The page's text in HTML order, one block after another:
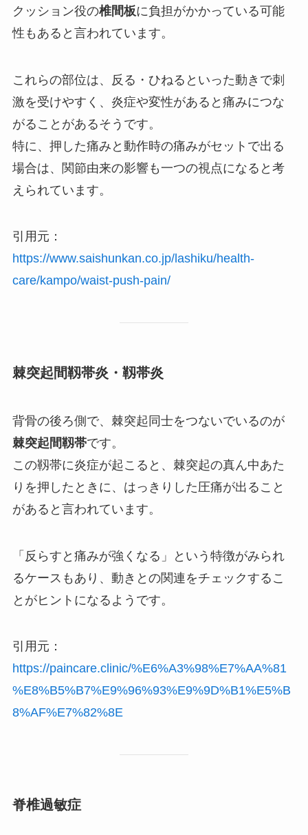
クッション役の椎間板に負担がかかっている可能
性もあると言われています。
これらの部位は、反る・ひねるといった動きで刺
激を受けやすく、炎症や変性があると痛みにつな
がることがあるそうです。
特に、押した痛みと動作時の痛みがセットで出る
場合は、関節由来の影響も一つの視点になると考
えられています。
引用元：
https://www.saishunkan.co.jp/lashiku/health-
care/kampo/waist-push-pain/
棘突起間靱帯炎・靱帯炎
背骨の後ろ側で、棘突起同士をつないでいるのが
棘突起間靱帯です。
この靱帯に炎症が起こると、棘突起の真ん中あた
りを押したときに、はっきりした圧痛が出ること
があると言われています。
「反らすと痛みが強くなる」という特徴がみられ
るケースもあり、動きとの関連をチェックするこ
とがヒントになるようです。
引用元：
https://paincare.clinic/%E6%A3%98%E7%AA%81
%E8%B5%B7%E9%96%93%E9%9D%B1%E5%B
8%AF%E7%82%8E
脊椎過敏症